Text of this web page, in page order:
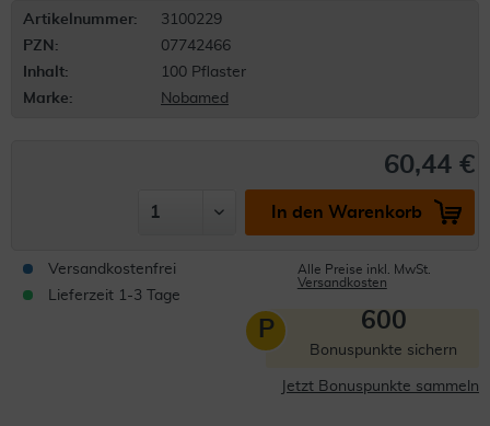
Artikelnummer:
3100229
PZN:
07742466
Inhalt:
100 Pflaster
Marke:
Nobamed
60,44 €
In den Warenkorb
Versandkostenfrei
Lieferzeit 1-3 Tage
Alle Preise inkl. MwSt.
Versandkosten
P 600
Bonuspunkte sichern
Jetzt Bonuspunkte sammeln